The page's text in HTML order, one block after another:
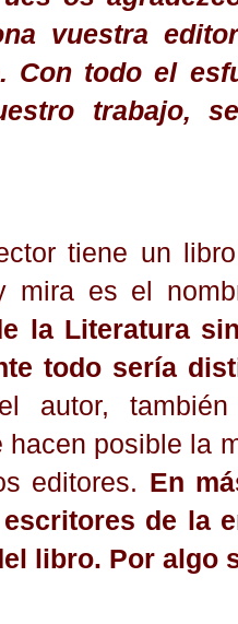
vuestra
Con todo el
trabajo,
tiene un
mira es el
la Literatura
todo sería
autor,
hacen posible la
editores. En
de la
libro. Por algo